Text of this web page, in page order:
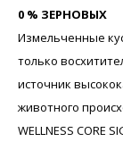
0 % ЗЕРНОВЫХ
Измельченные
только
источник
животного
WELLNESS CORE